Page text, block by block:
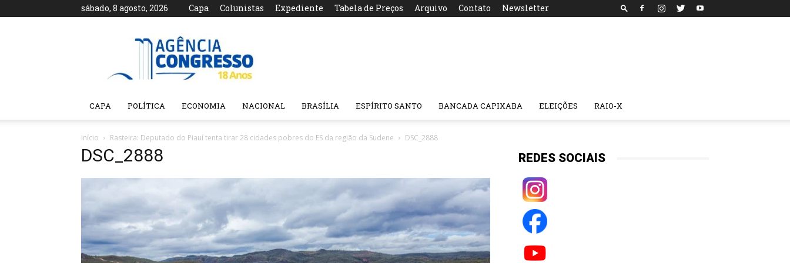
sábado, 8 agosto, 2026 Capa Colunistas Expediente Tabela de Preços Arquivo Contato Newsletter
Agência
CAPA POLÍTICA ECONOMIA NACIONAL BRASÍLIA ESPÍRITO SANTO BANCADA CAPIXABA ELEIÇÕES RAIO-X
Início Rasteira: Deputado do Piauí tenta tirar 28 cidades pobres do ES da região da Sudene DSC_2888
DSC_2888 REDES SOCIAIS